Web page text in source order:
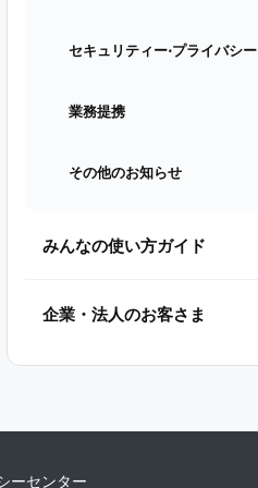
セキュリティー⋅プライバシー
業務提携
その他のお知らせ
みんなの使い方ガイド
企業・法人のお客さま
ーセンター